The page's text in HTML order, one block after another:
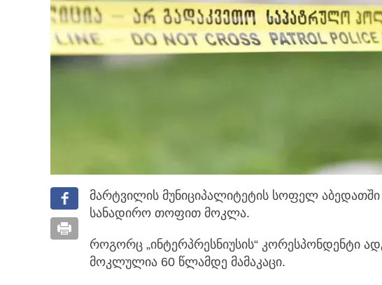
მარტვილის მუნიციპალიტეტის სოფელ
სანადირო თოფით მოკლა.
როგორც „ინტერპრესნიუსის“ კორესპონდენტი
მოკლულია 60 წლამდე მამაკაცი.